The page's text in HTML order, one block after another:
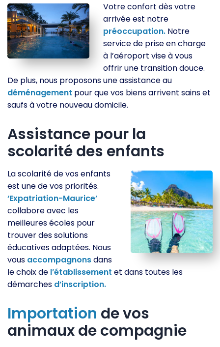
Votre confort dès votre
arrivée est notre
préoccupation. Notre
service de prise en charge
à l’aéroport vise à vous
offrir une transition douce.
De plus, nous proposons une assistance au
déménagement pour que vos biens arrivent sains et
saufs à votre nouveau domicile.
Assistance pour la
scolarité des enfants
La scolarité de vos enfants
est une de vos priorités.
‘Expatriation-Maurice’
collabore avec les
meilleures écoles pour
trouver des solutions
éducatives adaptées. Nous
vous accompagnonsdans
le choix de l’établissement et dans toutes les
démarches d’inscription.
Importation de vos
animaux de compagnie